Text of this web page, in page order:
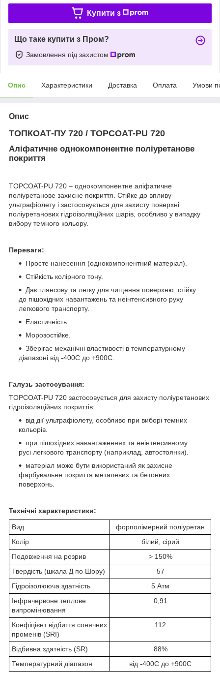
Купити з
Що таке купити з Пром?
Замовлення під захистом
Опис Характеристики Доставка Оплата Умови
Опис
ТОПКОАТ-ПУ 720 / TOPCOAT-PU 720
Аліфатичне однокомпонентне поліуретанове
покриття
TOPCOAT-PU 720 – однокомпонентне аліфатичне
поліуретанове захисне покриття. Стійке до впливу
ультрафіолету і застосовується для захисту поверхні
поліуретанових гідроізоляційних шарів, особливо у випадку
вибору темного кольору.
Переваги:
Просте нанесення (однокомпонентний матеріал).
Стійкість колірного тону.
Дає глянсову та легку для чищення поверхню, стійку
до пішохідних навантажень та неінтенсивного руху
легкового транспорту.
Еластичність.
Морозостійке.
Зберігає механічні властивості в температурному
діапазоні від -400C до +900C.
Галузь застосування:
TOPCOAT-PU 720 застосовується для захисту поліуретанових
гідроізоляційних покриттів:
від дії ультрафіолету, особливо при виборі темних
кольорів.
при пішохідних навантаженнях та неінтенсивному
русі легкового транспорту (наприклад, автостоянки).
матеріал може бути використаний як захисне
фарбувальне покриття металевих та бетонних
поверхонь.
Технічні характеристики:
Вид
форполімерний поліуретан
Колір
білий, сірий
Подовження на розрив
> 150%
Твердість (шкала Д по Шору)
57
Гідроізолююча здатність
5 Атм
Інфрачервоне теплове
випромінювання
0,91
Коефіцієнт відбиття сонячних
променів (SRI)
112
Відбивна здатність (SR)
88%
Температурний діапазон
від -400C до +900C